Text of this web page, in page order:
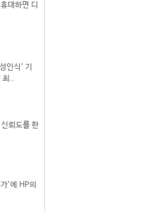
대하면 디
인식' 기
최..
뢰도를 한
’에 HP의